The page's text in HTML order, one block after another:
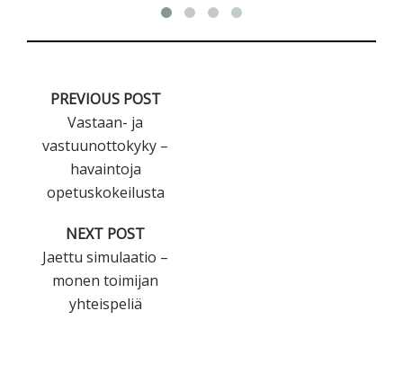
PREVIOUS POST
Vastaan- ja
vastuunottokyky –
havaintoja
opetuskokeilusta
NEXT POST
Jaettu simulaatio –
monen toimijan
yhteispeliä